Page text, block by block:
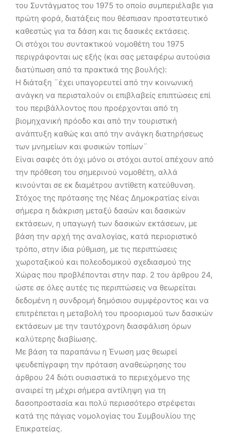
του Συντάγματος του 1975 το οποίο συμπεριέλαβε για
πρώτη φορά, διατάξεις που θέσπισαν προστατευτικό
καθεστώς για τα δάση και τις δασικές εκτάσεις.
Οι στόχοι του συντακτικού νομοθέτη του 1975
περιγράφονται ως εξής (και σας μεταφέρω αυτούσια
διατύπωση από τα πρακτικά της βουλής):
Η διάταξη ¨έχει υπαγορευτεί από την κοινωνική
ανάγκη να περισταλούν οι επιβλαβείς επιπτώσεις επί
του περιβάλλοντος που προέρχονται από τη
βιομηχανική πρόοδο και από την τουριστική
ανάπτυξη καθώς και από την ανάγκη διατηρήσεως
των μνημείων και φυσικών τοπίων¨
Είναι σαφές ότι όχι μόνο οι στόχοι αυτοί απέχουν από
την πρόθεση του σημερινού νομοθέτη, αλλά
κινούνται σε εκ διαμέτρου αντίθετη κατεύθυνση.
Στόχος της πρότασης της Νέας Δημοκρατίας είναι
σήμερα η διάκριση μεταξύ δασών και δασικών
εκτάσεων, η υπαγωγή των δασικών εκτάσεων, με
βάση την αρχή της αναλογίας, κατά περιοριστικό
τρόπο, στην ίδια ρύθμιση, με τις περιπτώσεις
χωροταξικού και πολεοδομικού σχεδιασμού της
Χώρας που προβλέπονται στην παρ. 2 του άρθρου 24,
ώστε σε όλες αυτές τις περιπτώσεις να θεωρείται
δεδομένη η συνδρομή δημόσιου συμφέροντος και να
επιτρέπεται η μεταβολή του προορισμού των δασικών
εκτάσεων με την ταυτόχρονη διασφάλιση όρων
καλύτερης διαβίωσης.
Με βάση τα παραπάνω η Ένωση μας θεωρεί
ψευδεπίγραφη την πρόταση αναθεώρησης του
άρθρου 24 διότι ουσιαστικά το περιεχόμενο της
αναιρεί τη μέχρι σήμερα αντίληψη για τη
δασοπροστασία και πολύ περισσότερο στρέφεται
κατά της πάγιας νομολογίας του Συμβουλίου της
Επικρατείας.